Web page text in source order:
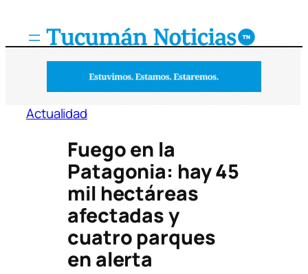
Actualidad
Fuego en la
Patagonia: hay 45
mil hectáreas
afectadas y
cuatro parques
en alerta